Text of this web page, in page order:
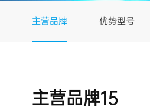
主营品牌 优势型号
主营品牌15